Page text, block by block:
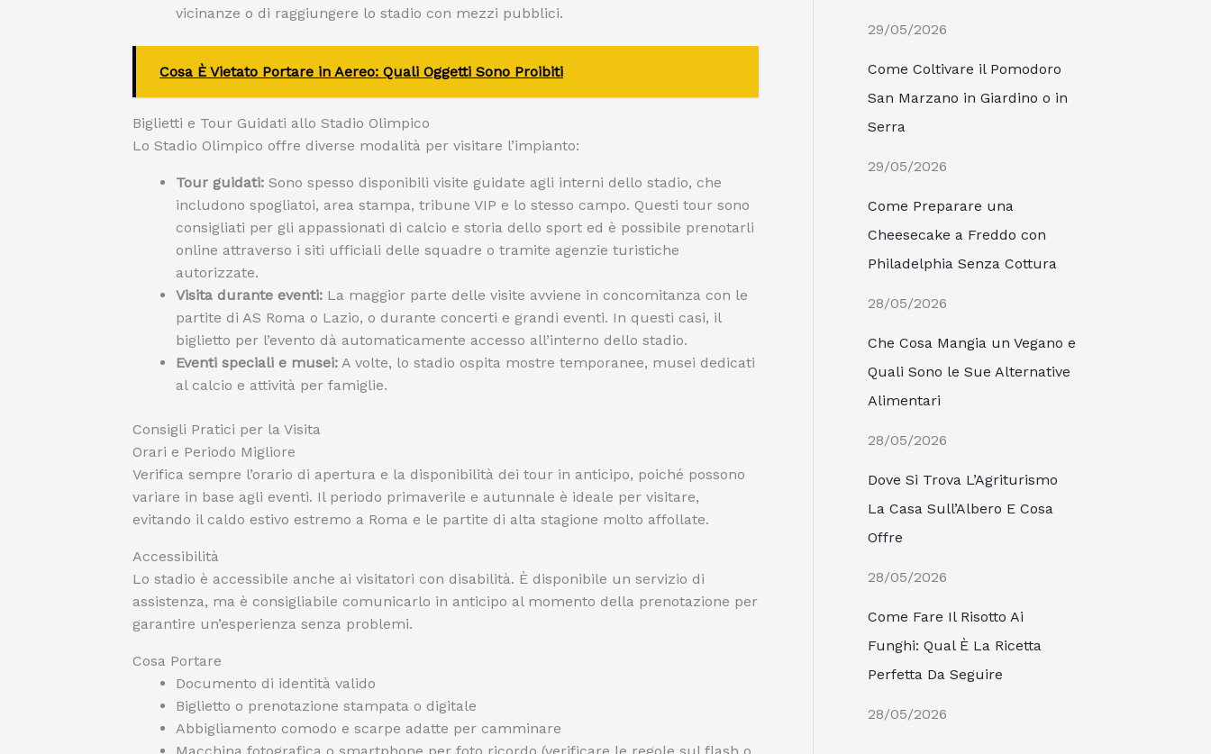
vicinanze o di raggiungere lo stadio con mezzi pubblici.
Cosa È Vietato Portare in Aereo: Quali Oggetti Sono Proibiti
Biglietti e Tour Guidati allo Stadio Olimpico
Lo Stadio Olimpico offre diverse modalità per visitare l’impianto:
Tour guidati: Sono spesso disponibili visite guidate agli interni dello stadio, che
includono spogliatoi, area stampa, tribune VIP e lo stesso campo. Questi tour sono
consigliati per gli appassionati di calcio e storia dello sport ed è possibile prenotarli
online attraverso i siti ufficiali delle squadre o tramite agenzie turistiche
autorizzate.
Visita durante eventi: La maggior parte delle visite avviene in concomitanza con le
partite di AS Roma o Lazio, o durante concerti e grandi eventi. In questi casi, il
biglietto per l’evento dà automaticamente accesso all’interno dello stadio.
Eventi speciali e musei: A volte, lo stadio ospita mostre temporanee, musei dedicati
al calcio e attività per famiglie.
Consigli Pratici per la Visita
Orari e Periodo Migliore
Verifica sempre l’orario di apertura e la disponibilità dei tour in anticipo, poiché possono
variare in base agli eventi. Il periodo primaverile e autunnale è ideale per visitare,
evitando il caldo estivo estremo a Roma e le partite di alta stagione molto affollate.
Accessibilità
Lo stadio è accessibile anche ai visitatori con disabilità. È disponibile un servizio di
assistenza, ma è consigliabile comunicarlo in anticipo al momento della prenotazione per
garantire un’esperienza senza problemi.
Cosa Portare
Documento di identità valido
Biglietto o prenotazione stampata o digitale
Abbigliamento comodo e scarpe adatte per camminare
29/05/2026
Come Coltivare il Pomodoro
San Marzano in Giardino o in
Serra
29/05/2026
Come Preparare una
Cheesecake a Freddo con
Philadelphia Senza Cottura
28/05/2026
Che Cosa Mangia un Vegano e
Quali Sono le Sue Alternative
Alimentari
28/05/2026
Dove Si Trova L’Agriturismo
La Casa Sull’Albero E Cosa
Offre
28/05/2026
Come Fare Il Risotto Ai
Funghi: Qual È La Ricetta
Perfetta Da Seguire
28/05/2026